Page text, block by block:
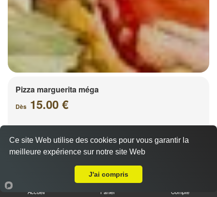
Pizza marguerita méga
Dès 15.00 €
Base sauce tomate, mozzarella 100%, olives
Accueil Panier Compte
Ce site Web utilise des cookies pour vous garantir la
meilleure expérience sur notre site Web
J'ai compris